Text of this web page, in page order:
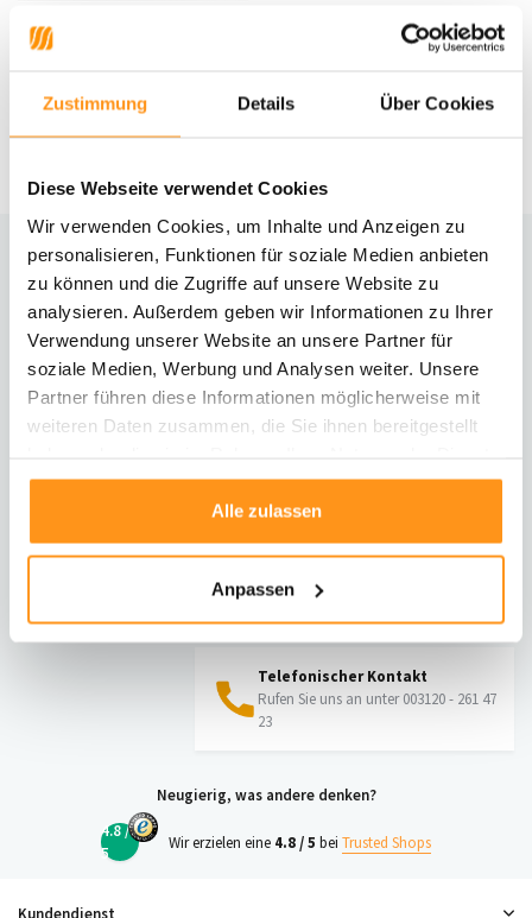
Zustimmung Details Über Cookies
Diese Webseite verwendet Cookies
Wir verwenden Cookies, um Inhalte und Anzeigen zu
personalisieren, Funktionen für soziale Medien anbieten
zu können und die Zugriffe auf unsere Website zu
analysieren. Außerdem geben wir Informationen zu Ihrer
Verwendung unserer Website an unsere Partner für
soziale Medien, Werbung und Analysen weiter. Unsere
Partner führen diese Informationen möglicherweise mit
weiteren Daten zusammen, die Sie ihnen bereitgestellt
gesammelt haben.
Alle zulassen
Anpassen
Vintage -Teppich - Oriental
Amata Rot
UVP 129,95 89,95 *
Brauchst du Hilfe?
Kontaktiere unseren Kundenservice
Rücksendung
Informationen zur Rücksendung
Direkt chatten
vragen@flycarpets.nl
Telefonischer Kontakt
Rufen Sie uns an unter 003120 - 261 47
23
Neugierig, was andere denken?
4.8 /
5
Wir erzielen eine 4.8 / 5 bei Trusted Shops
Kundendienst